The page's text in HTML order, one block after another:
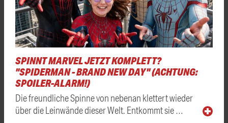
SPINNT MARVEL JETZT KOMPLETT?
"SPIDERMAN - BRAND NEW DAY" (ACHTUNG:
SPOILER-ALARM!)
Die freundliche Spinne von nebenan klettert wieder
über die Leinwände dieser Welt. Entkommt sie …